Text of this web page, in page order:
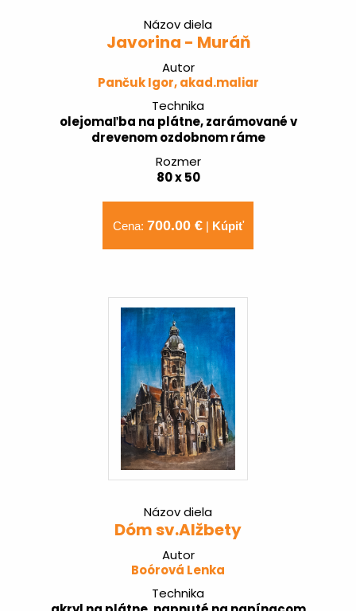
Názov diela
Javorina - Muráň
Autor
Pančuk Igor, akad.maliar
Technika
olejomaľba na plátne, zarámované v
drevenom ozdobnom ráme
Rozmer
80 x 50
Cena: 700.00 €| Kúpiť
Názov diela
Dóm sv.Alžbety
Autor
Boórová Lenka
Technika